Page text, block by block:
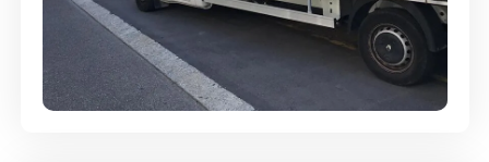
Full-Service - Für Privatumzüge